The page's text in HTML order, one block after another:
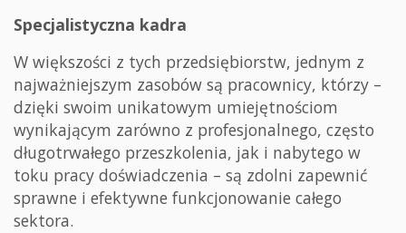
Specjalistyczna kadra
W większości z tych przedsiębiorstw, jednym z
najważniejszym zasobów są pracownicy, którzy –
dzięki swoim unikatowym umiejętnościom
wynikającym zarówno z profesjonalnego, często
długotrwałego przeszkolenia, jak i nabytego w
toku pracy doświadczenia – są zdolni zapewnić
sprawne i efektywne funkcjonowanie całego
sektora.